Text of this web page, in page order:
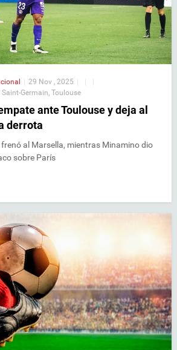
| 29 Nov , 2025 | |
|
Saint-Germain Toulouse
ante Toulouse y deja al
derrota
al Marsella, mientras Minamino dio
sobre París